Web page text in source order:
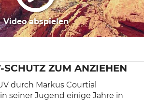
Video abspielen
SCHUTZ ZUM ANZIEHEN
durch Markus Courtial
seiner Jugend einige Jahre in